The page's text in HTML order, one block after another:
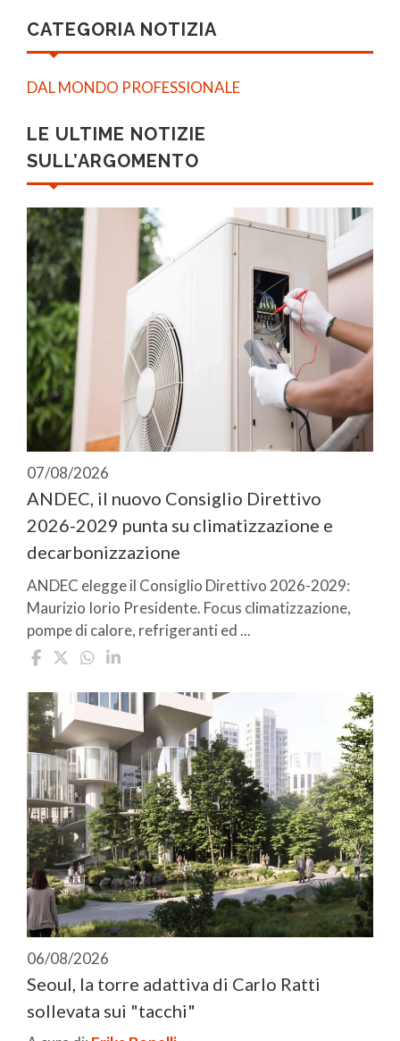
CATEGORIA NOTIZIA
DAL MONDO PROFESSIONALE
LE ULTIME NOTIZIE
SULL’ARGOMENTO
07/08/2026
ANDEC, il nuovo Consiglio Direttivo
2026-2029 punta su climatizzazione e
decarbonizzazione
ANDEC elegge il Consiglio Direttivo 2026-2029:
Maurizio Iorio Presidente. Focus climatizzazione,
pompe di calore, refrigeranti ed ...
06/08/2026
Seoul, la torre adattiva di Carlo Ratti
sollevata sui "tacchi"